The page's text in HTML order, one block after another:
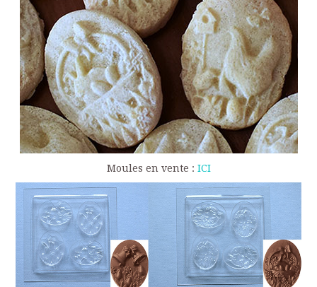
Moules en vente : ICI